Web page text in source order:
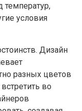
температур,
условия
Дизайн
разных цветов
во